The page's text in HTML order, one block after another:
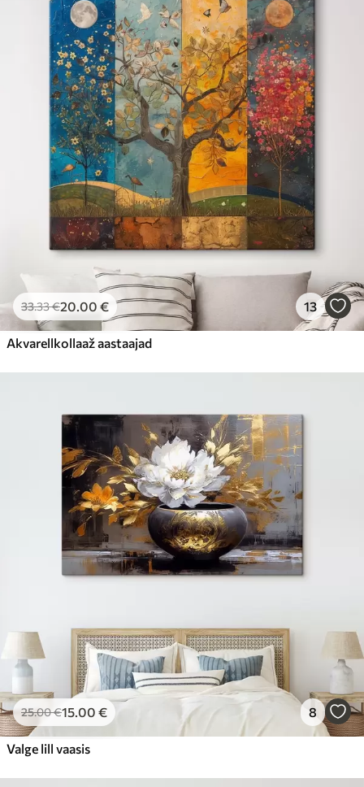
33.33€20.00 € 13
Akvarellkollaaž aastaajad
25.00€15.00 € 8
Valge lill vaasis